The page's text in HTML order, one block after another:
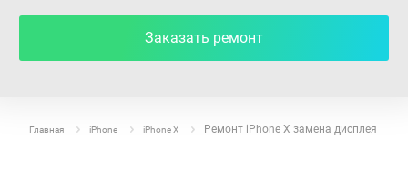
Заказать ремонт
Главная iPhone iPhone X Ремонт iPhone X замена дисплея